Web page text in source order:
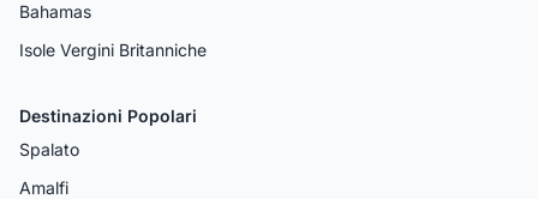
Bahamas
Isole Vergini Britanniche
Destinazioni Popolari
Spalato
Amalfi